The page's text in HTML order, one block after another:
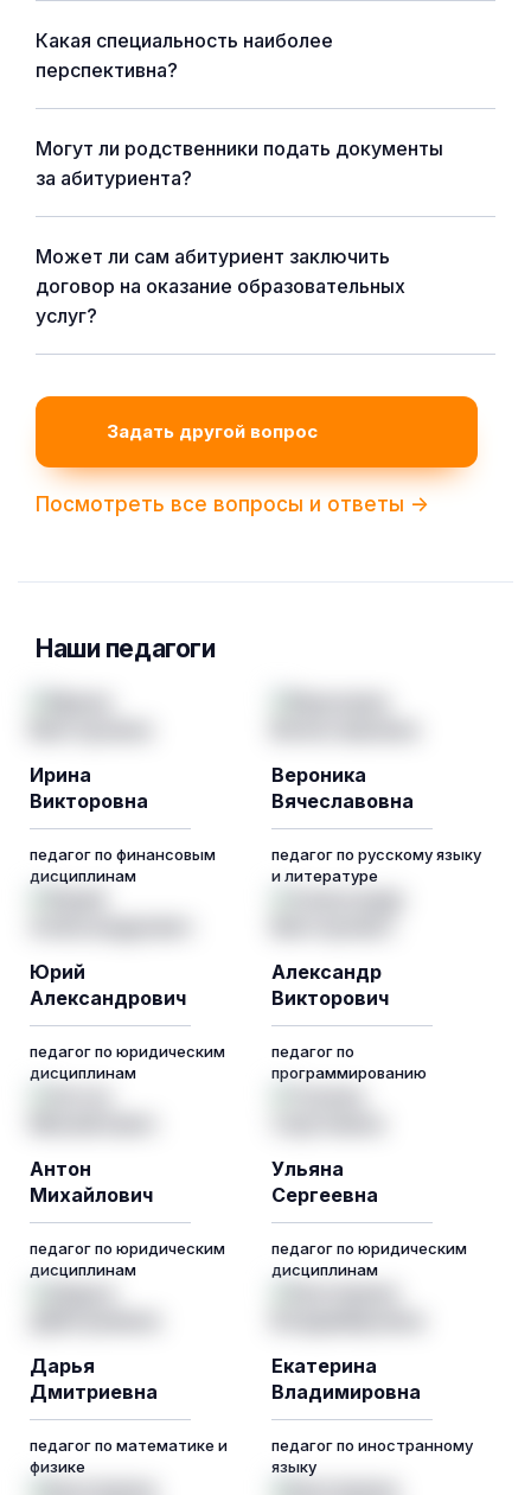
Какая специальность наиболее
перспективна?
Могут ли родственники подать документы
за абитуриента?
Может ли сам абитуриент заключить
договор на оказание образовательных
услуг?
Задать другой вопрос
Посмотреть все вопросы и ответы ->
Наши педагоги
Ирина
Викторовна
педагог по финансовым
дисциплинам
Вероника
Вячеславовна
педагог по русскому языку
и литературе
Юрий
Александрович
педагог по юридическим
дисциплинам
Александр
Викторович
педагог по
программированию
Антон
Михайлович
педагог по юридическим
дисциплинам
Ульяна
Сергеевна
педагог по юридическим
дисциплинам
Дарья
Дмитриевна
педагог по математике и
физике
Екатерина
Владимировна
педагог по иностранному
языку